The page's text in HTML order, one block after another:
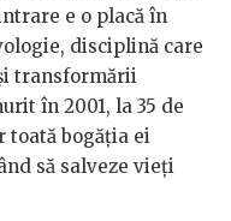
e o placă în
disciplină care
transformării
în 2001, la 35 de
toată bogăția ei
să salveze vieți